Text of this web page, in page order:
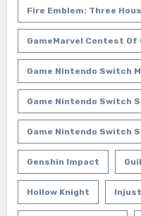
Fire Emblem: Three
GameMarvel Contest Of
Game Nintendo Switch
Game Nintendo Switch
Game Nintendo Switch
Genshin Impact
Hollow Knight